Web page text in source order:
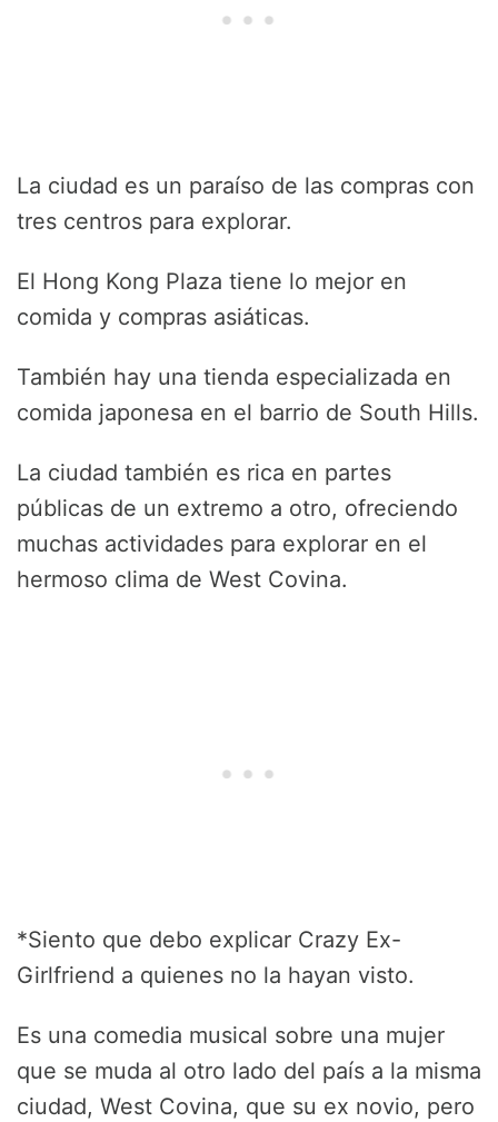
La ciudad es un paraíso de las compras con
tres centros para explorar.
El Hong Kong Plaza tiene lo mejor en
comida y compras asiáticas.
También hay una tienda especializada en
comida japonesa en el barrio de South Hills.
La ciudad también es rica en partes
públicas de un extremo a otro, ofreciendo
muchas actividades para explorar en el
hermoso clima de West Covina.
*Siento que debo explicar Crazy Ex-
Girlfriend a quienes no la hayan visto.
Es una comedia musical sobre una mujer
que se muda al otro lado del país a la misma
ciudad, West Covina, que su ex novio, pero